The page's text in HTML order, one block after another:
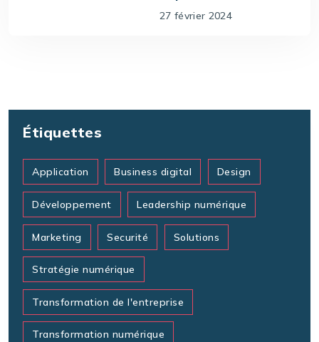
27 février 2024
Étiquettes
Application Business digital Design
Développement Leadership numérique
Marketing Securité Solutions
Stratégie numérique
Transformation de l'entreprise
Transformation numérique